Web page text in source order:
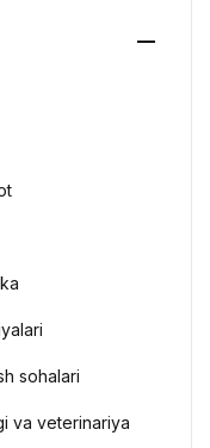
sohalari
va veterinariya